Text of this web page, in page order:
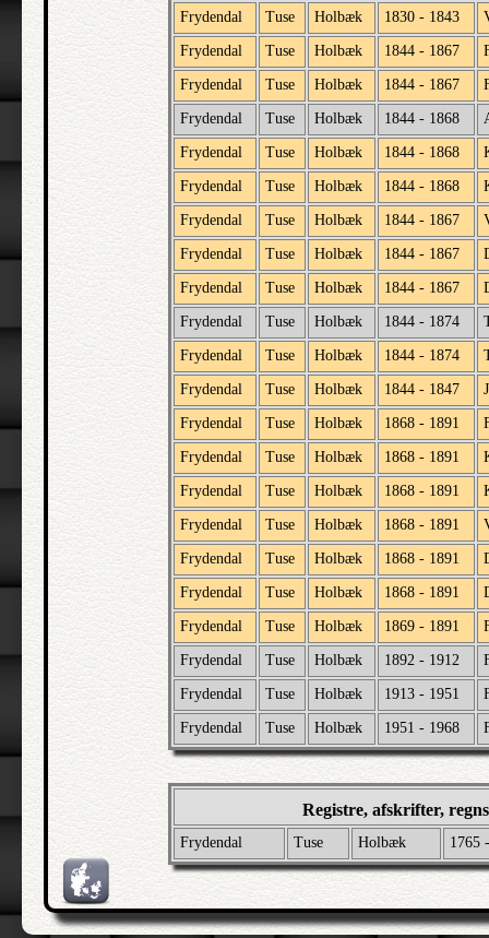
Frydendal Tuse Holbæk 1830 - 1843
Frydendal Tuse Holbæk 1844 - 1867
Frydendal Tuse Holbæk 1844 - 1867
Frydendal Tuse Holbæk 1844 - 1868
Frydendal Tuse Holbæk 1844 - 1868
Frydendal Tuse Holbæk 1844 - 1868
Frydendal Tuse Holbæk 1844 - 1867
Frydendal Tuse Holbæk 1844 - 1867
Frydendal Tuse Holbæk 1844 - 1867
Frydendal Tuse Holbæk 1844 - 1874
Frydendal Tuse Holbæk 1844 - 1874
Frydendal Tuse Holbæk 1844 - 1847
Frydendal Tuse Holbæk 1868 - 1891
Frydendal Tuse Holbæk 1868 - 1891
Frydendal Tuse Holbæk 1868 - 1891
Frydendal Tuse Holbæk 1868 - 1891
Frydendal Tuse Holbæk 1868 - 1891
Frydendal Tuse Holbæk 1868 - 1891
Frydendal Tuse Holbæk 1869 - 1891
Frydendal Tuse Holbæk 1892 - 1912
Frydendal Tuse Holbæk 1913 - 1951
Frydendal Tuse Holbæk 1951 - 1968
Registre, afskrifter,
Frydendal Tuse Holbæk 1765